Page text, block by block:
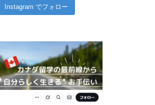
Instagram でフォロー